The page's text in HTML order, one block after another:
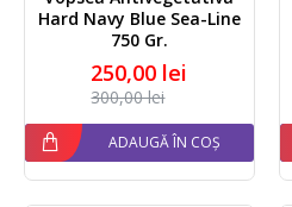
Hard Navy Blue Sea-Line
750 Gr.
250,00 lei
300,00 lei
ADAUGĂ ÎN COȘ